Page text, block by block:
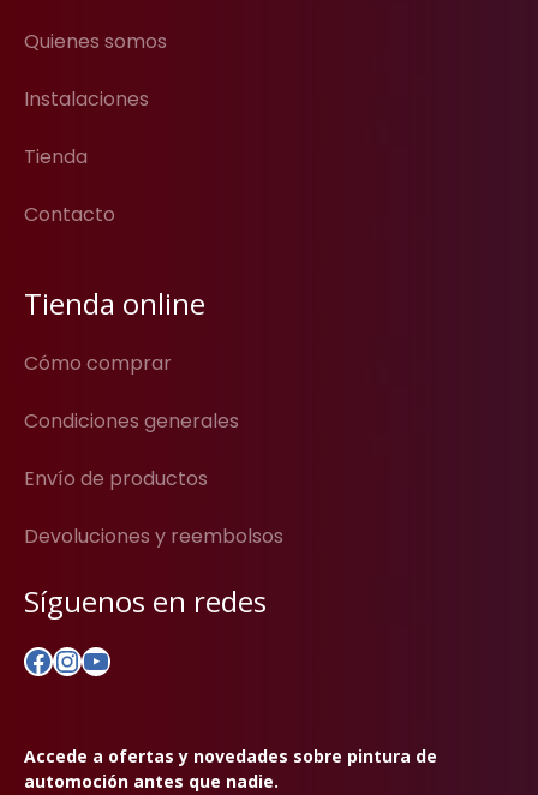
Quienes somos
Instalaciones
Tienda
Contacto
Tienda online
Cómo comprar
Condiciones generales
Envío de productos
Devoluciones y reembolsos
Síguenos en redes
Facebook
Instagram
YouTube
Accede a ofertas y novedades sobre pintura de
automoción antes que nadie.